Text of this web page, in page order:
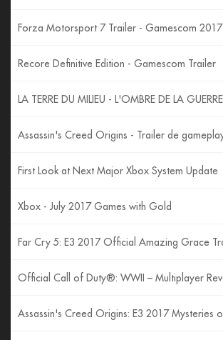
Forza Motorsport 7 Trailer - Gamescom 2017
Recore Definitive Edition - Gamescom Trailer
First Look at Next Major Xbox System Update
Xbox - July 2017 Games with Gold